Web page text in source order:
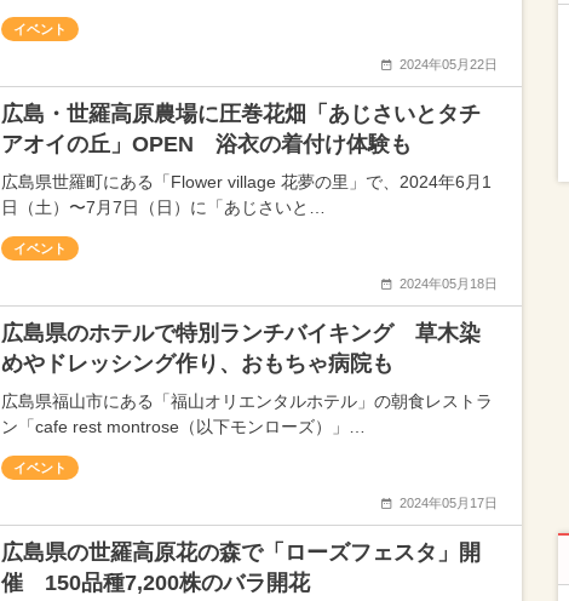
イベント
2024年05月22日
広島・世羅高原農場に圧巻花畑「あじさいとタチ
アオイの丘」OPEN 浴衣の着付け体験も
広島県世羅町にある「Flower village 花夢の里」で、2024年6月1
日（土）〜7月7日（日）に「あじさいと…
イベント
2024年05月18日
広島県のホテルで特別ランチバイキング 草木染
めやドレッシング作り、おもちゃ病院も
広島県福山市にある「福山オリエンタルホテル」の朝食レストラ
ン「cafe rest montrose（以下モンローズ）」…
イベント
2024年05月17日
広島県の世羅高原花の森で「ローズフェスタ」開
催 150品種7,200株のバラ開花